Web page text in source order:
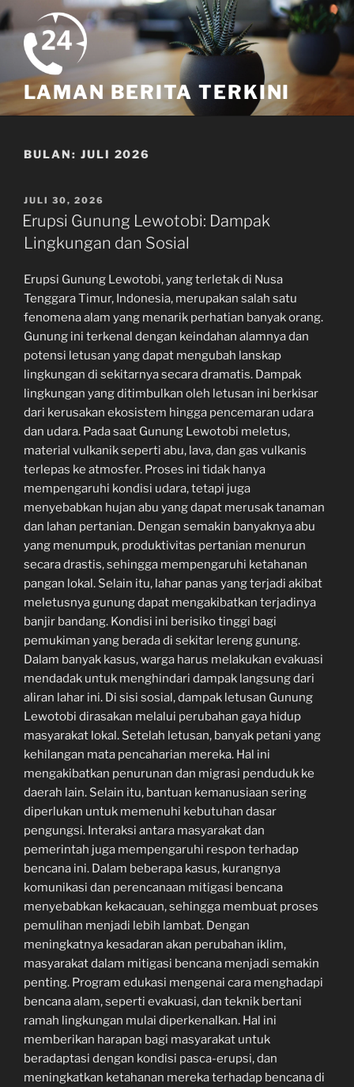
Skip
to
content
LAMAN BERITA TERKINI
BULAN: JULI 2026
POSTED
ON
JULI 30, 2026
Erupsi Gunung Lewotobi: Dampak
Lingkungan dan Sosial
Erupsi Gunung Lewotobi, yang terletak di Nusa
Tenggara Timur, Indonesia, merupakan salah satu
fenomena alam yang menarik perhatian banyak orang.
Gunung ini terkenal dengan keindahan alamnya dan
potensi letusan yang dapat mengubah lanskap
lingkungan di sekitarnya secara dramatis. Dampak
lingkungan yang ditimbulkan oleh letusan ini berkisar
dari kerusakan ekosistem hingga pencemaran udara
dan udara. Pada saat Gunung Lewotobi meletus,
material vulkanik seperti abu, lava, dan gas vulkanis
terlepas ke atmosfer. Proses ini tidak hanya
mempengaruhi kondisi udara, tetapi juga
menyebabkan hujan abu yang dapat merusak tanaman
dan lahan pertanian. Dengan semakin banyaknya abu
yang menumpuk, produktivitas pertanian menurun
secara drastis, sehingga mempengaruhi ketahanan
pangan lokal. Selain itu, lahar panas yang terjadi akibat
meletusnya gunung dapat mengakibatkan terjadinya
banjir bandang. Kondisi ini berisiko tinggi bagi
pemukiman yang berada di sekitar lereng gunung.
Dalam banyak kasus, warga harus melakukan evakuasi
mendadak untuk menghindari dampak langsung dari
aliran lahar ini. Di sisi sosial, dampak letusan Gunung
Lewotobi dirasakan melalui perubahan gaya hidup
masyarakat lokal. Setelah letusan, banyak petani yang
kehilangan mata pencaharian mereka. Hal ini
mengakibatkan penurunan dan migrasi penduduk ke
daerah lain. Selain itu, bantuan kemanusiaan sering
diperlukan untuk memenuhi kebutuhan dasar
pengungsi. Interaksi antara masyarakat dan
pemerintah juga mempengaruhi respon terhadap
bencana ini. Dalam beberapa kasus, kurangnya
komunikasi dan perencanaan mitigasi bencana
menyebabkan kekacauan, sehingga membuat proses
pemulihan menjadi lebih lambat. Dengan
meningkatnya kesadaran akan perubahan iklim,
masyarakat dalam mitigasi bencana menjadi semakin
penting. Program edukasi mengenai cara menghadapi
bencana alam, seperti evakuasi, dan teknik bertani
ramah lingkungan mulai diperkenalkan. Hal ini
memberikan harapan bagi masyarakat untuk
beradaptasi dengan kondisi pasca-erupsi, dan
meningkatkan ketahanan mereka terhadap bencana di